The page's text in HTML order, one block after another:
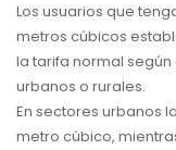
Los usuarios que
metros cúbicos
la tarifa normal
urbanos o rurales.
En sectores urbanos
metro cúbico,